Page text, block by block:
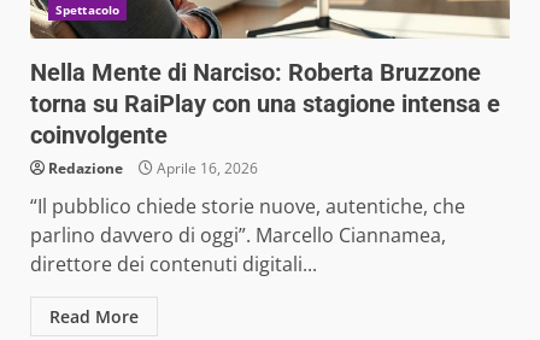
Spettacolo
Nella Mente di Narciso: Roberta Bruzzone
torna su RaiPlay con una stagione intensa e
coinvolgente
Redazione Aprile 16, 2026
“Il pubblico chiede storie nuove, autentiche, che
parlino davvero di oggi”. Marcello Ciannamea,
direttore dei contenuti digitali...
Read More